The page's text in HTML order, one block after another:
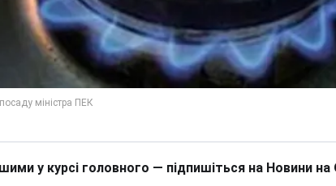
у курсі головного — підпишіться на Новини на